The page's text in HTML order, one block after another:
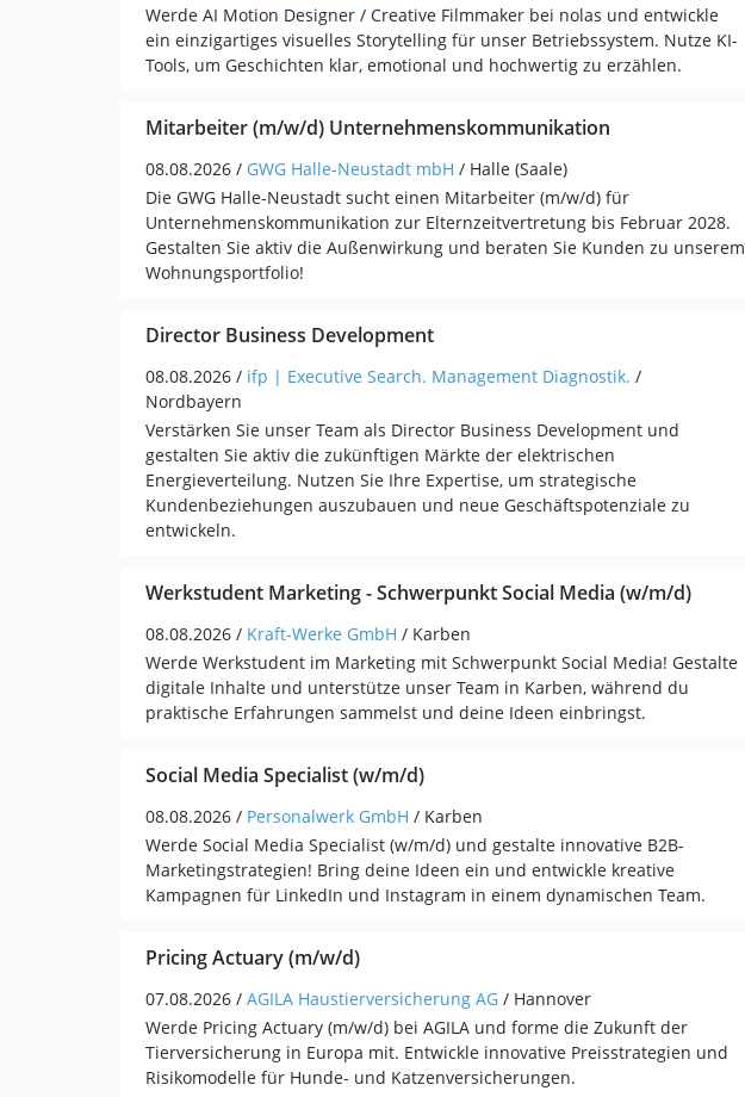
Werde AI Motion Designer / Creative Filmmaker bei nolas und entwickle
ein einzigartiges visuelles Storytelling für unser Betriebssystem. Nutze KI-
Tools, um Geschichten klar, emotional und hochwertig zu erzählen.
Mitarbeiter (m/w/d) Unternehmenskommunikation
08.08.2026 / GWG Halle-Neustadt mbH / Halle (Saale)
Die GWG Halle-Neustadt sucht einen Mitarbeiter (m/w/d) für
Unternehmenskommunikation zur Elternzeitvertretung bis Februar 2028.
Gestalten Sie aktiv die Außenwirkung und beraten Sie Kunden zu unserem
Wohnungsportfolio!
Director Business Development
08.08.2026 / ifp | Executive Search. Management Diagnostik. /
Nordbayern
Verstärken Sie unser Team als Director Business Development und
gestalten Sie aktiv die zukünftigen Märkte der elektrischen
Energieverteilung. Nutzen Sie Ihre Expertise, um strategische
Kundenbeziehungen auszubauen und neue Geschäftspotenziale zu
entwickeln.
Werkstudent Marketing - Schwerpunkt Social Media (w/m/d)
08.08.2026 / Kraft-Werke GmbH / Karben
Werde Werkstudent im Marketing mit Schwerpunkt Social Media! Gestalte
digitale Inhalte und unterstütze unser Team in Karben, während du
praktische Erfahrungen sammelst und deine Ideen einbringst.
Social Media Specialist (w/m/d)
08.08.2026 / Personalwerk GmbH / Karben
Werde Social Media Specialist (w/m/d) und gestalte innovative B2B-
Marketingstrategien! Bring deine Ideen ein und entwickle kreative
Kampagnen für LinkedIn und Instagram in einem dynamischen Team.
Pricing Actuary (m/w/d)
07.08.2026 / AGILA Haustierversicherung AG / Hannover
Werde Pricing Actuary (m/w/d) bei AGILA und forme die Zukunft der
Tierversicherung in Europa mit. Entwickle innovative Preisstrategien und
Risikomodelle für Hunde- und Katzenversicherungen.